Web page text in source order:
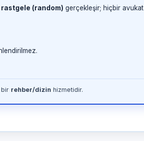
rastgele (random) gerçekleşir; hiçbir avukat
bir rehber/dizin hizmetidir.